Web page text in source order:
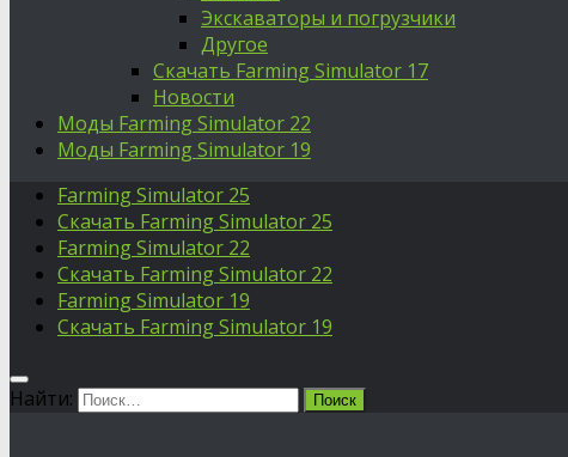
Экскаваторы и погрузчики
Другое
Скачать Farming Simulator 17
Новости
Моды Farming Simulator 22
Моды Farming Simulator 19
Farming Simulator 25
Скачать Farming Simulator 25
Farming Simulator 22
Скачать Farming Simulator 22
Farming Simulator 19
Скачать Farming Simulator 19
Найти: